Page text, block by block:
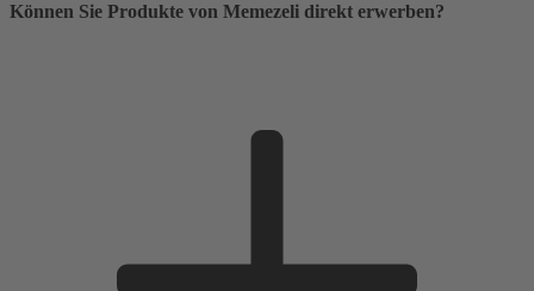
Können Sie Produkte von Memezeli direkt erwerben?